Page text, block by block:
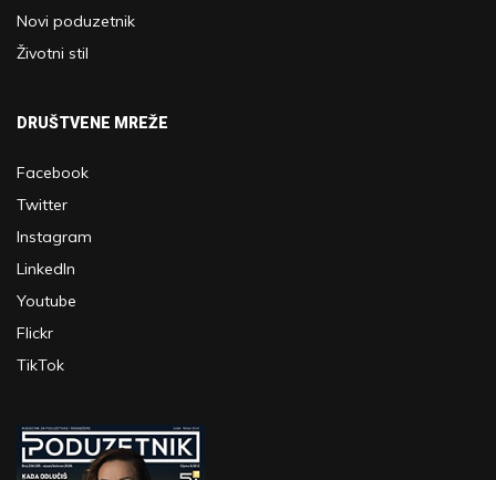
Novi poduzetnik
Životni stil
DRUŠTVENE MREŽE
Facebook
Twitter
Instagram
LinkedIn
Youtube
Flickr
TikTok